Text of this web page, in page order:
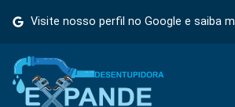
Visite nosso perfil no Google e saiba